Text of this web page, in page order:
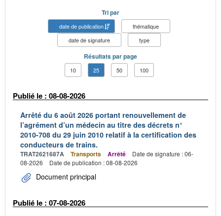
Tri par
date de publication
thématique
date de signature
type
Résultats par page
10 25 50 100
Publié le : 08-08-2026
Arrêté du 6 août 2026 portant renouvellement de
l’agrément d’un médecin au titre des décrets n°
2010-708 du 29 juin 2010 relatif à la certification des
conducteurs de trains.
TRAT2621687A Transports Arrêté
Date de signature : 06-
08-2026
Date de publication : 08-08-2026
Document principal
Publié le : 07-08-2026